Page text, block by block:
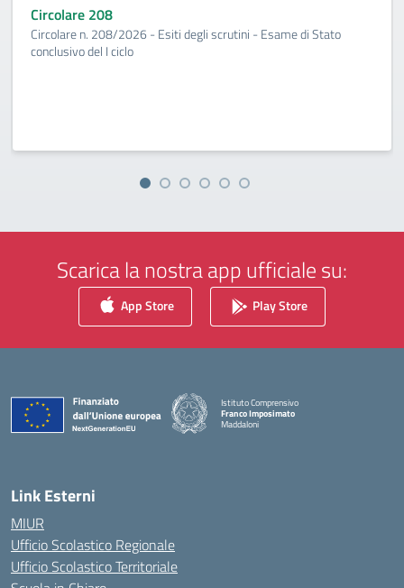
Circolare 208
Circolare n. 208/2026 - Esiti degli scrutini - Esame di Stato
conclusivo del I ciclo
Scarica la nostra app ufficiale su:
App Store Play Store
Istituto Comprensivo
Franco Imposimato
Maddaloni
Link Esterni
MIUR
Ufficio Scolastico Regionale
Ufficio Scolastico Territoriale